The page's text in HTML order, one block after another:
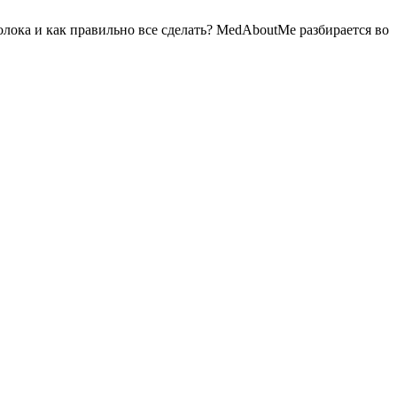
и как правильно все сделать? MedAboutMe разбирается во